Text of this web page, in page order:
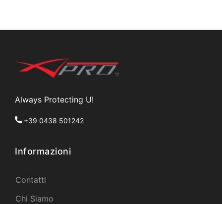
Always Protecting U!
+39 0438 501242
Informazioni
Contatti
Chi Siamo